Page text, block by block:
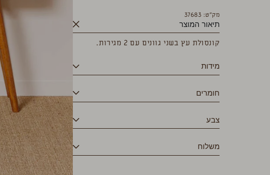
מק”ט: 37683
תיאור המוצר
קונסולת עץ בשני גוונים עם 2 מגירות.
מידות
חומרים
צבע
משלוח